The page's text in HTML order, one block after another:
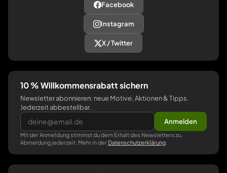
Facebook
Instagram
X / Twitter
10 % Willkommensrabatt sichern
Newsletter abonnieren: neue Motive, Aktionen & Tipps.
Jederzeit abbestellbar.
Anmelden
Mit der Anmeldung stimmst du dem Erhalt des Newsletters zu,
Abmeldung jederzeit. Mehr in der Datenschutzerklärung